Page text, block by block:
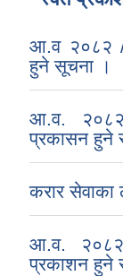
आ.व २०८२ /
हुने सूचना ।
आ.व.
प्रकासन हुने
करार
आ.व.
प्रकाशन हुने